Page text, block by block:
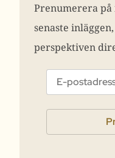
Prenumerera på
senaste
perspektiven